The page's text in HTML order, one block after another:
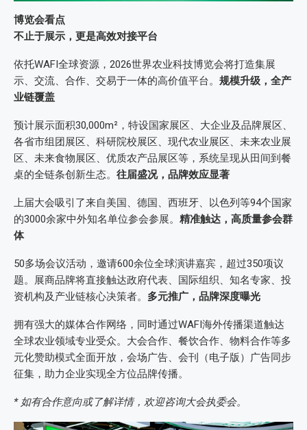
博览会看点
不止于展示，更是高效对接平台
依托WAFI全球资源，2026世界农业科技博览会将打造集展
示、交流、合作、交易于一体的高价值平台。 规模升级，全产
业链覆盖
预计展示面积30,000m²，特设国家展区、大企业及品牌展区、
各省市组团展区、科研院校展区、现代农业展区、未来农业展
区、未来食物展区、优质农产品展区等，系统呈现从田间到餐
桌的全链条创新生态。 往届盛况，品牌效应显著
上届大会吸引了来自美国、德国、西班牙、以色列等94个国家
的3000余家中外知名单位参会参展。 精准触达，高质量参会群
体
50多场会议活动，邀请600余位全球演讲嘉宾，超过350项议
题。展商品牌将直接触达政府代表、国际组织、知名专家、投
资机构及产业链核心决策者。 多元推广，品牌深度曝光
拥有强大的媒体合作网络，同时通过WAFI海外传播渠道触达
全球农业领域专业受众。大会合作、餐饮合作、物料合作等多
元化赞助模式全面开放，会场广告、会刊（电子版）广告同步
征集，助力企业实现全方位品牌传播。
* 如有合作意向或了解详情，欢迎咨询大会执委会。